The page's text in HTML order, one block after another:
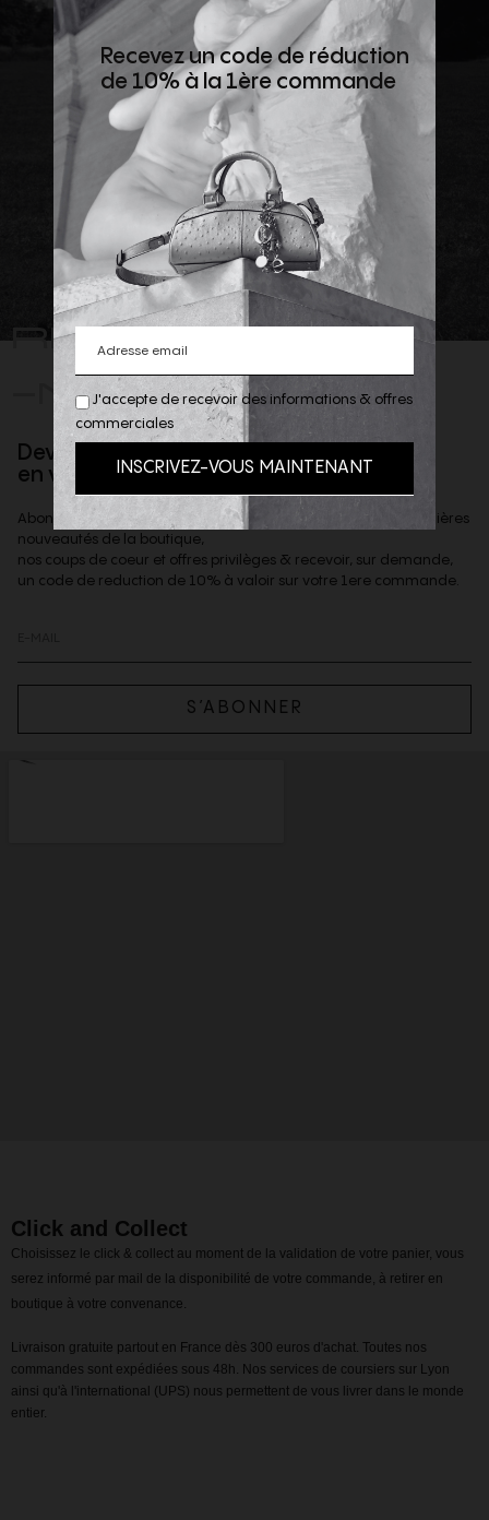
REJOIGNEZ
-NOUS
Devenez client privilège
en vous inscrivant à la newsletter
Abonnez-vous à notre newsletter afin d'être informé des dernières
nouveautés de la boutique,
nos coups de coeur et offres privilèges & recevoir, sur demande,
un code de reduction de 10% à valoir sur votre 1ere commande.
S’ABONNER
Click and Collect
Choisissez le click & collect au moment de la validation de votre panier, vous
serez informé par mail de la disponibilité de votre commande, à retirer en
boutique à votre convenance.
Livraison gratuite partout en France dès 300 euros d'achat. Toutes nos
commandes sont expédiées sous 48h. Nos services de coursiers sur Lyon
ainsi qu'à l'international (UPS) nous permettent de vous livrer dans le monde
entier.
J'accepte de recevoir des informations & offres
commerciales
Recevez un code de réduction
de 10% à la 1ère commande